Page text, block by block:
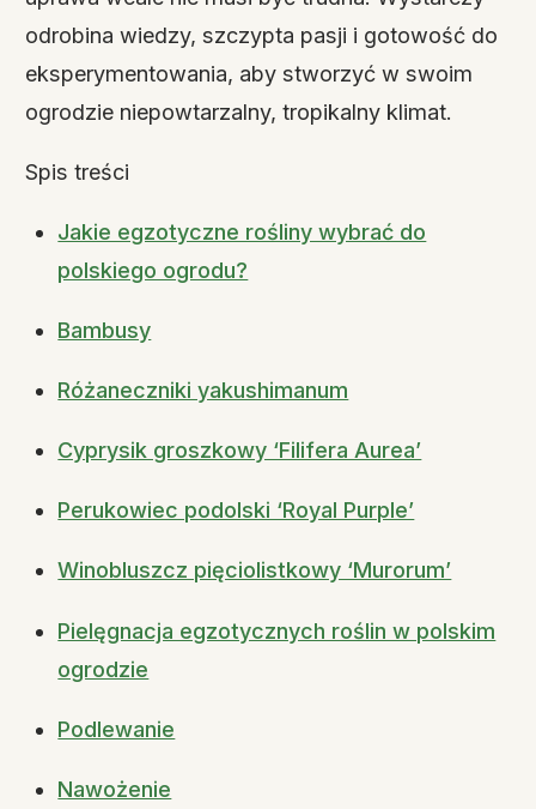
odrobina wiedzy, szczypta pasji i gotowość do
eksperymentowania, aby stworzyć w swoim
ogrodzie niepowtarzalny, tropikalny klimat.
Spis treści
Jakie egzotyczne rośliny wybrać do
polskiego ogrodu?
Bambusy
Różaneczniki yakushimanum
Cyprysik groszkowy ‘Filifera Aurea’
Perukowiec podolski ‘Royal Purple’
Winobluszcz pięciolistkowy ‘Murorum’
Pielęgnacja egzotycznych roślin w polskim
ogrodzie
Podlewanie
Nawożenie